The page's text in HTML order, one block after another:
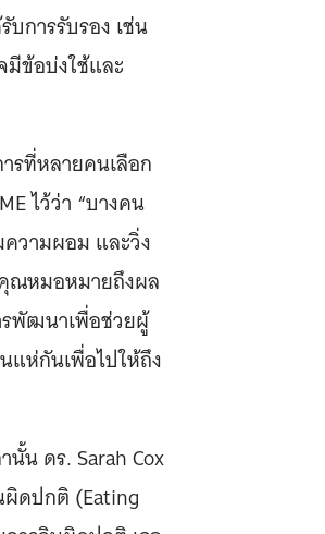
การรับรอง เช่น
มีข้อบ่งใช้และ
รที่หลายคนเลือก
ไว้ว่า “บางคน
วามผอม และวิ่ง
ณหมอหมายถึงผล
รพัฒนาเพื่อช่วยผู้
แห่กันเพื่อไปให้ถึง
น ดร. Sarah Cox
ดปกติ (Eating